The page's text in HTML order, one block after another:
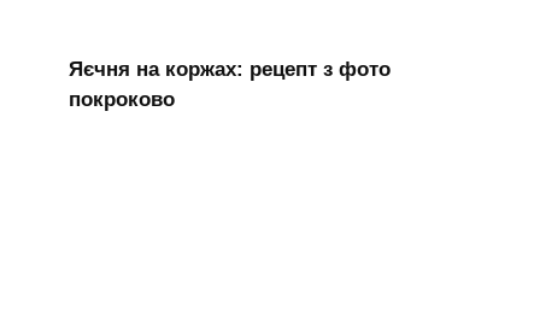
Яєчня на коржах: рецепт з фото
покроково